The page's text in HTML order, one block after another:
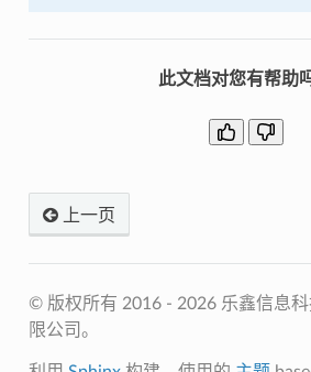
此文档对您有帮助
上一页
© 版权所有 2016 - 2026 乐鑫信息
限公司。